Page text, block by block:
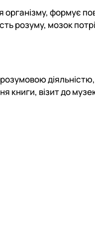
формує
розуму, мозок
книги, візит до